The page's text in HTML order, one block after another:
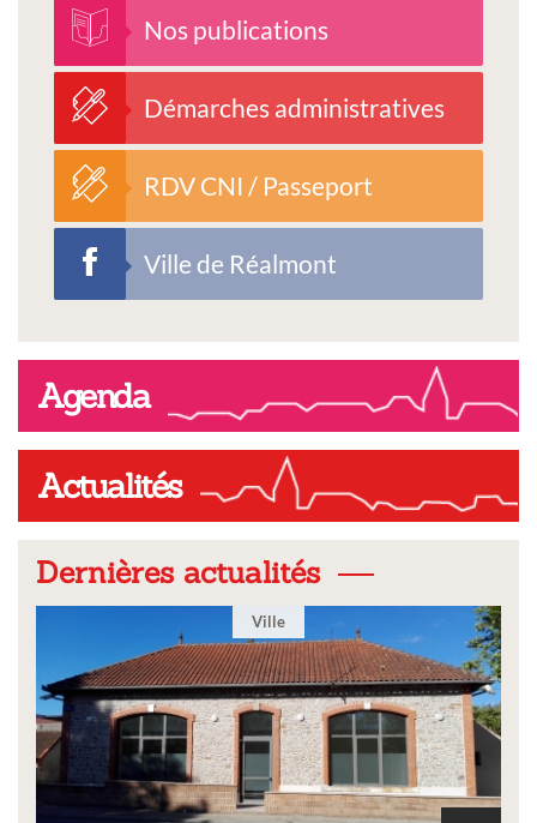
Nos publications
Démarches administratives
RDV CNI / Passeport
Ville de Réalmont
Agenda
Actualités
Dernières actualités
Ville